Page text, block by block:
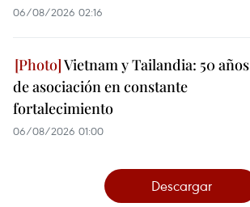
06/08/2026 02:16
Vietnam y Tailandia: 50 años
de asociación en constante
fortalecimiento
06/08/2026 01:00
Descargar